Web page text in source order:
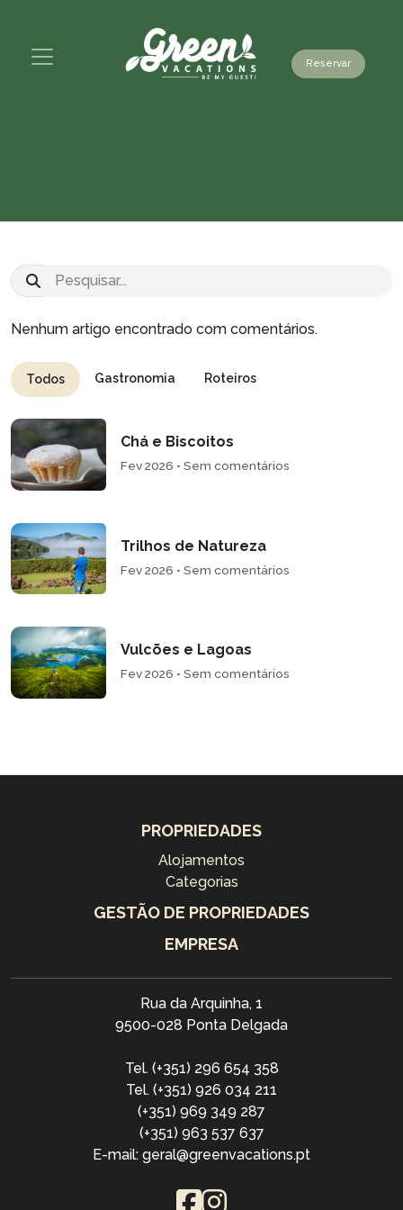
Reservar
Todos Gastronomia Roteiros
Chá e Biscoitos
Fev 2026 • Sem comentários
Trilhos de Natureza
Fev 2026 • Sem comentários
Vulcões e Lagoas
Fev 2026 • Sem comentários
Nenhum artigo encontrado com comentários.
PROPRIEDADES
Alojamentos
Categorias
GESTÃO DE PROPRIEDADES
EMPRESA
Rua da Arquinha, 1
9500-028 Ponta Delgada
Tel. (+351) 296 654 358
Tel. (+351) 926 034 211
(+351) 969 349 287
(+351) 963 537 637
E-mail: geral@greenvacations.pt